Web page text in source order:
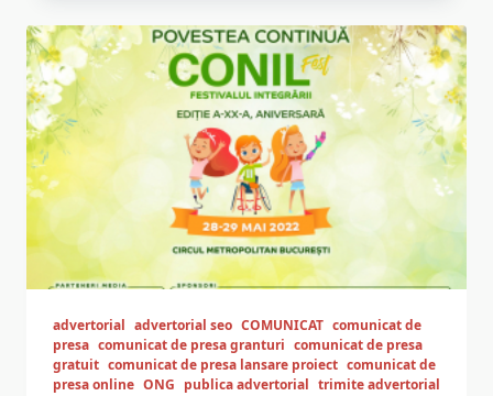
advertorial advertorial seo COMUNICAT comunicat de
presa comunicat de presa granturi comunicat de presa
gratuit comunicat de presa lansare proiect comunicat de
presa online ONG publica advertorial trimite advertorial